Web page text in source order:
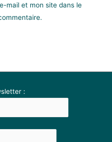
mail et mon site dans le
: